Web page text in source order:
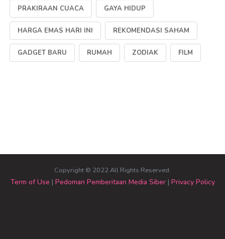
PRAKIRAAN CUACA GAYA HIDUP
HARGA EMAS HARI INI REKOMENDASI SAHAM
GADGET BARU RUMAH ZODIAK FILM
Copyright © 2022 All Rights Reserved.
Term of Use | Pedoman Pemberitaan Media Siber| Privacy Policy